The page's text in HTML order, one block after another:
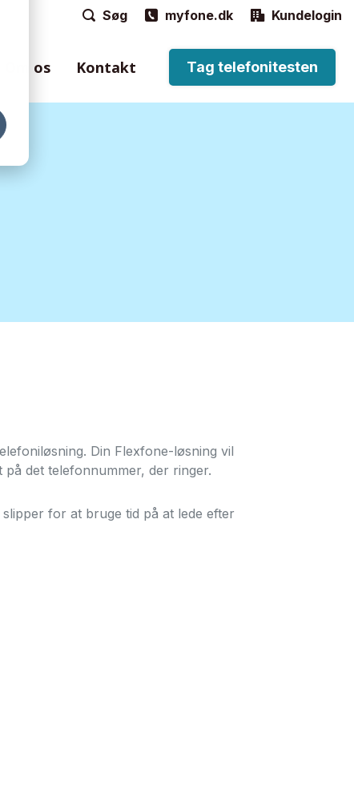
Kundelogin
myfone.dk
Søg
håndtering af
Myfone-
Om os Kontakt Tag telefonitesten
Din Flexfone-løsning vil
det telefonnummer, der ringer.
for at bruge tid på at lede efter